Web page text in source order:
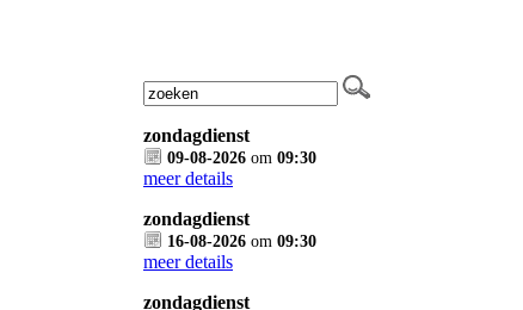
zondagdienst
09-08-2026 om 09:30
meer details
zondagdienst
16-08-2026 om 09:30
meer details
zondagdienst